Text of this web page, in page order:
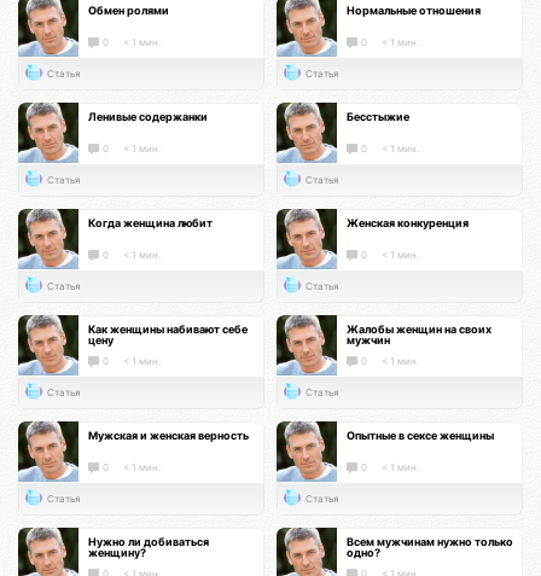
Обмен ролями
0 < 1 мин.
Статья
Нормальные отношения
0 < 1 мин.
Статья
Ленивые содержанки
0 < 1 мин.
Статья
Бесстыжие
0 < 1 мин.
Статья
Когда женщина любит
0 < 1 мин.
Статья
Женская конкуренция
0 < 1 мин.
Статья
Как женщины набивают себе
цену
0 < 1 мин.
Статья
Жалобы женщин на своих
мужчин
0 < 1 мин.
Статья
Мужская и женская верность
0 < 1 мин.
Статья
Опытные в сексе женщины
0 < 1 мин.
Статья
Нужно ли добиваться
женщину?
0 < 1 мин.
Всем мужчинам нужно только
одно?
0 < 1 мин.